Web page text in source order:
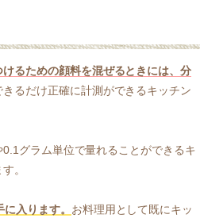
るための顔料を混ぜるときには、分
るだけ正確に計測ができるキッチン
グラム単位で量れることができるキ
。
入ります。 お料理用として既にキッ